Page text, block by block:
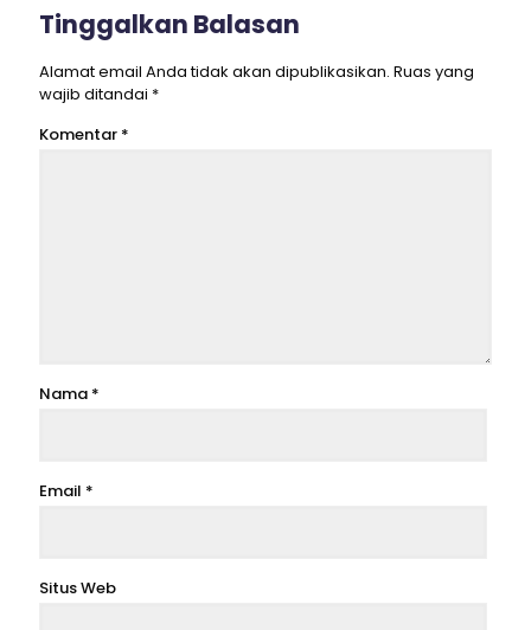
Tinggalkan Balasan
Alamat email Anda tidak akan dipublikasikan. Ruas yang
wajib ditandai *
Komentar *
Nama *
Email *
Situs Web